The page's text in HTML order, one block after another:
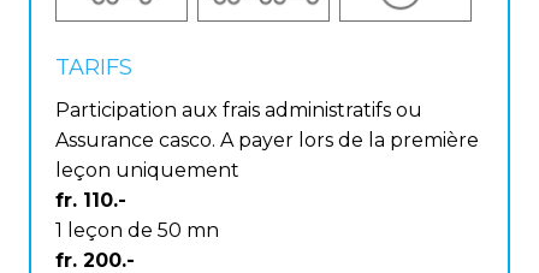
TARIFS
Participation aux frais administratifs ou
Assurance casco. A payer lors de la première
leçon uniquement
fr. 110.-
1 leçon de 50 mn
fr. 200.-